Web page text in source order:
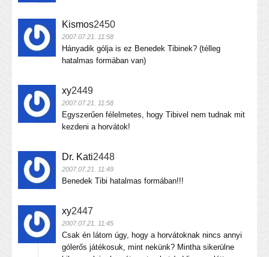
Kismos2450
2007.07.21. 11:58
Hányadik gólja is ez Benedek Tibinek? (télleg
hatalmas formában van)
xy2449
2007.07.21. 11:58
Egyszerűen félelmetes, hogy Tibivel nem tudnak mit
kezdeni a horvátok!
Dr. Kati2448
2007.07.21. 11:49
Benedek Tibi hatalmas formában!!!
xy2447
2007.07.21. 11:45
Csak én látom úgy, hogy a horvátoknak nincs annyi
gólerős játékosuk, mint nekünk? Mintha sikerülne